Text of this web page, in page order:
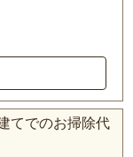
てでのお掃除代